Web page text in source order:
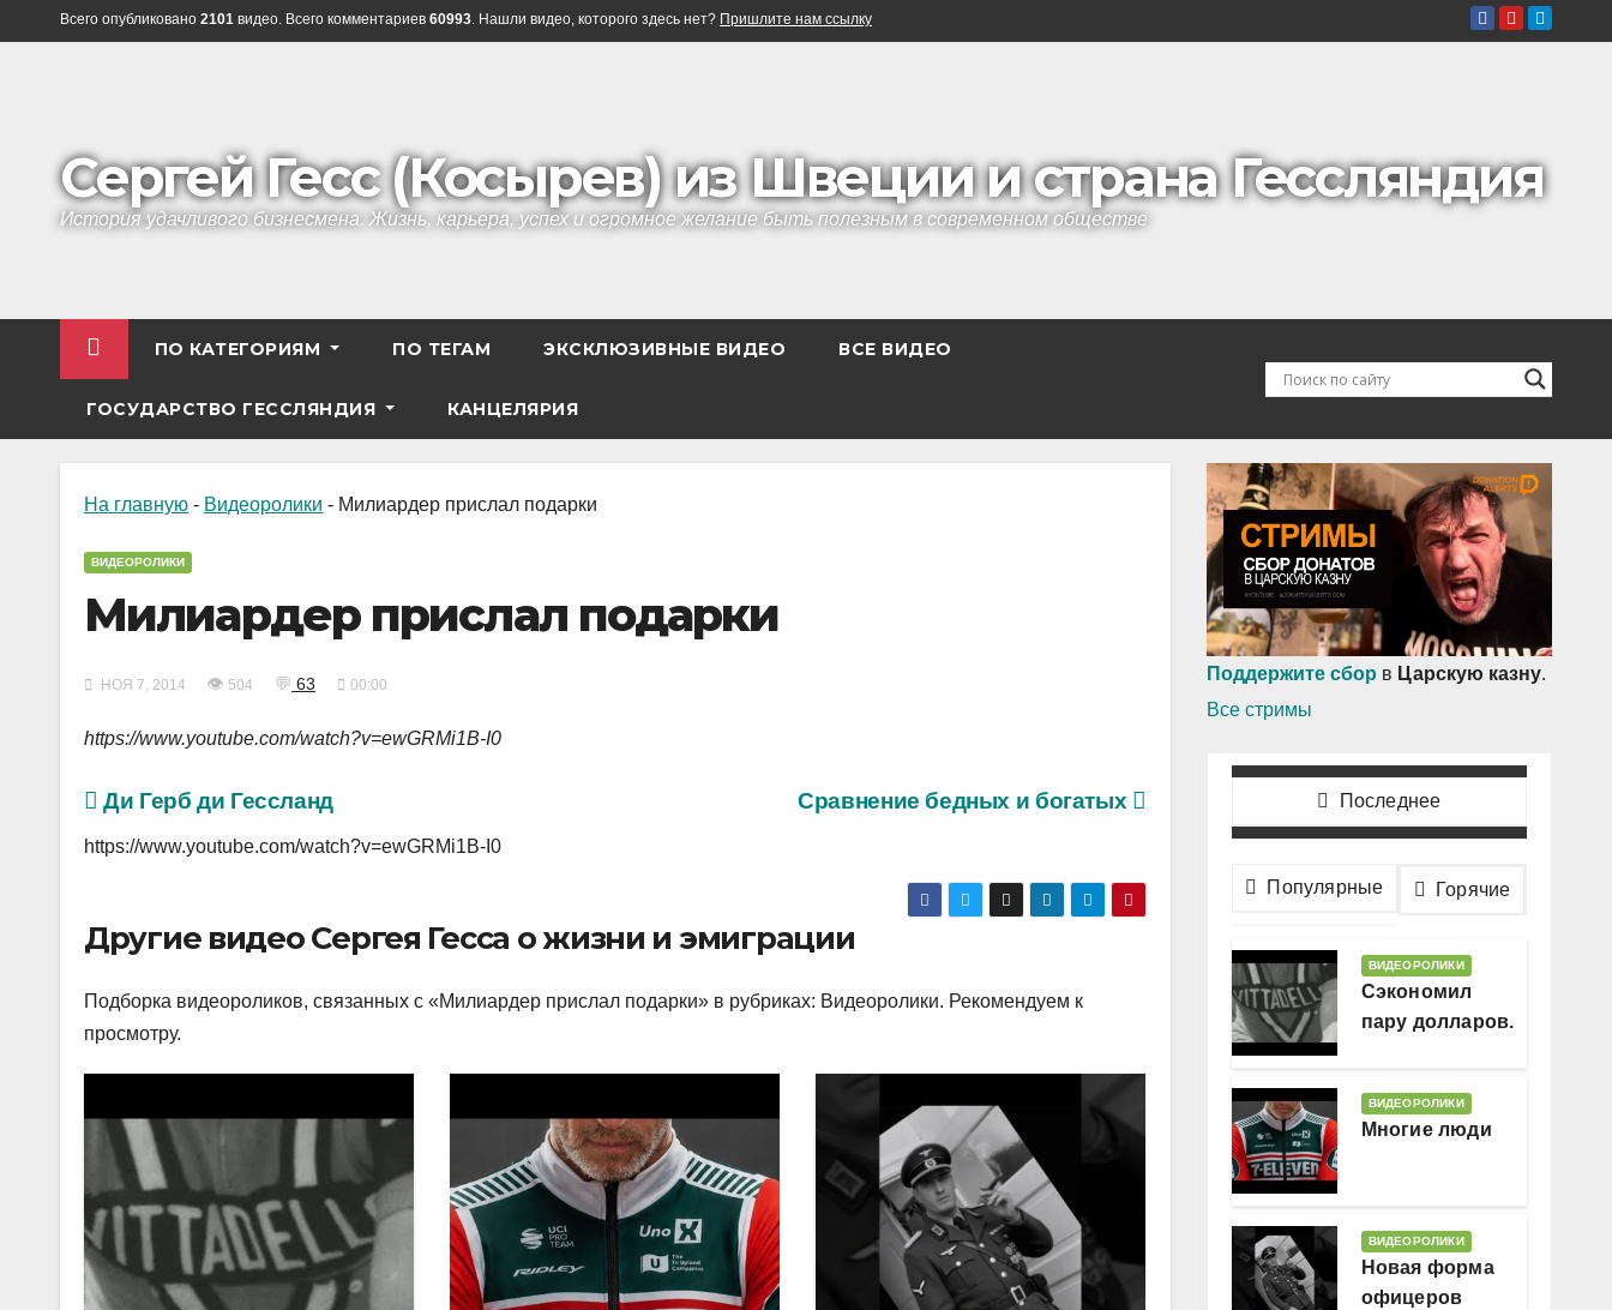
ПерейтиВсего опубликовано 2101 видео. Всего комментариев 60993. Нашли видео, которого здесь нет? Пришлите нам ссылку
Сергей Гесс (Косырев) из Швеции и страна Гессляндия
История удачливого бизнесмена. Жизнь, карьера, успех и огромное желание быть полезным в современном обществе
ПО КАТЕГОРИЯМ ПО ТЕГАМ ЭКСКЛЮЗИВНЫЕ ВИДЕО ВСЕ ВИДЕО
ГОСУДАРСТВО ГЕССЛЯНДИЯ КАНЦЕЛЯРИЯ
На главную - Видеоролики - Милиардер прислал подарки
ВИДЕОРОЛИКИ
Милиардер прислал подарки
НОЯ 7, 2014 👁 504 💬 63 00:00
https://www.youtube.com/watch?v=ewGRMi1B-I0
Сравнение бедных и богатых
Ди Герб ди Гессланд
https://www.youtube.com/watch?v=ewGRMi1B-I0
Другие видео Сергея Гесса о жизни и эмиграции
Подборка видеороликов, связанных с «Милиардер прислал подарки» в рубриках: Видеоролики. Рекомендуем к
просмотру.
Поддержите сбор в Царскую казну.
Все стримы
Последнее
Популярные Горячие
ВИДЕОРОЛИКИ
Сэкономил
пару долларов.
ВИДЕОРОЛИКИ
Многие люди
ВИДЕОРОЛИКИ
Новая форма
офицеров